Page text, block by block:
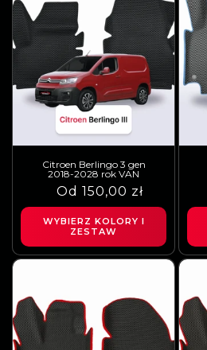
Citroen Berlingo 3 gen
2018-2028 rok VAN
Cena
regularna
Cena
sprzedaży
Od 150,00 zł
WYBIERZ KOLORY I
ZESTAW